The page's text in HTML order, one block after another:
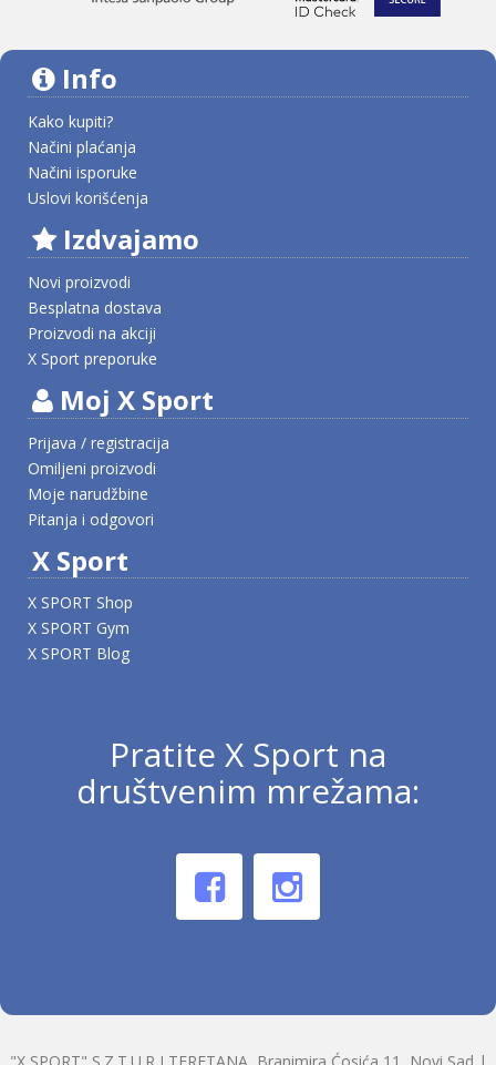
Info
Kako kupiti?
Načini plaćanja
Načini isporuke
Uslovi korišćenja
Izdvajamo
Novi proizvodi
Besplatna dostava
Proizvodi na akciji
X Sport preporuke
Moj X Sport
Prijava / registracija
Omiljeni proizvodi
Moje narudžbine
Pitanja i odgovori
X Sport
X SPORT Shop
X SPORT Gym
X SPORT Blog
Pratite X Sport na
društvenim mrežama: